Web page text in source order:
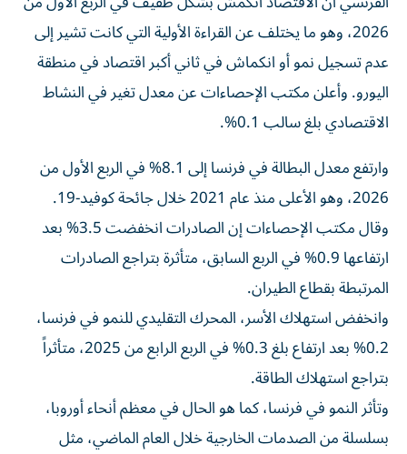
2026، وهو ​ما يختلف ⁠عن القراءة الأولية التي ‌كانت تشير إلى
عدم ‌تسجيل نمو أو انكماش في ثاني أكبر اقتصاد في منطقة
اليورو. وأعلن مكتب ‌الإحصاءات عن معدل تغير في النشاط
الاقتصادي ⁠بلغ سالب 0.1%.
وارتفع معدل البطالة في فرنسا ⁠إلى 8.1% في الربع ​الأول من
2026، وهو الأعلى منذ عام 2021 خلال جائحة كوفيد-19.
وقال مكتب الإحصاءات إن الصادرات انخفضت 3.5% بعد
ارتفاعها ​0.9% في الربع السابق، متأثرة بتراجع الصادرات
المرتبطة بقطاع الطيران.
وانخفض استهلاك الأسر، المحرك التقليدي للنمو في فرنسا،
0.2% بعد ⁠ارتفاع بلغ 0.3% في الربع الرابع من 2025، متأثراً
بتراجع استهلاك الطاقة.
وتأثر النمو في ​فرنسا، ‌كما هو الحال في معظم أنحاء ‌أوروبا،
بسلسلة من الصدمات الخارجية خلال العام الماضي، مثل